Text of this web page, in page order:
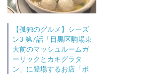
【孤独のグルメ】シーズ
ン3 第7話「目黒区駒場東
大前のマッシュルームガ
ーリックとカキグラタ
ン」に登場するお店「ボ